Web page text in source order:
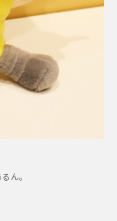
ん。